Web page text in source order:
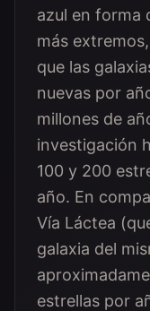
azul en forma
más
que las
nuevas por
millones de
investigación
100 y 200
año. En
Vía Láctea
galaxia del
estrellas por